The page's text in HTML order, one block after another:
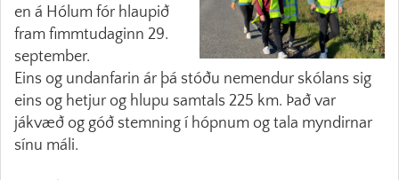
en á Hólum fór hlaupið
fram fimmtudaginn 29.
september.
Eins og undanfarin ár þá stóðu nemendur skólans sig
eins og hetjur og hlupu samtals 225 km. Það var
jákvæð og góð stemning í hópnum og tala myndirnar
sínu máli.